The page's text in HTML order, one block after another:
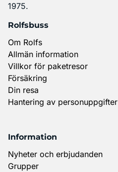
1975.
Rolfsbuss
Om Rolfs
Allmän information
Villkor för paketresor
Försäkring
Din resa
Hantering av personuppgifter
Information
Nyheter och erbjudanden
Grupper